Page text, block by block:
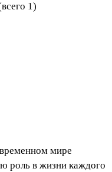
1)
мире
роль в жизни каждого